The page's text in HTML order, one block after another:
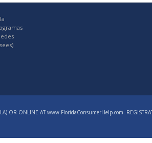
OR ONLINE AT www.FloridaConsumerHelp.com.